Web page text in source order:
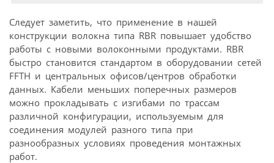
Следует заметить, что применение в нашей
конструкции волокна типа RBR повышает удобство
работы с новыми волоконными продуктами. RBR
быстро становится стандартом в оборудовании сетей
FFTH и центральных офисов/центров обработки
данных. Кабели меньших поперечных размеров
можно прокладывать с изгибами по трассам
различной конфигурации, используемым для
соединения модулей разного типа при
разнообразных условиях проведения монтажных
работ.